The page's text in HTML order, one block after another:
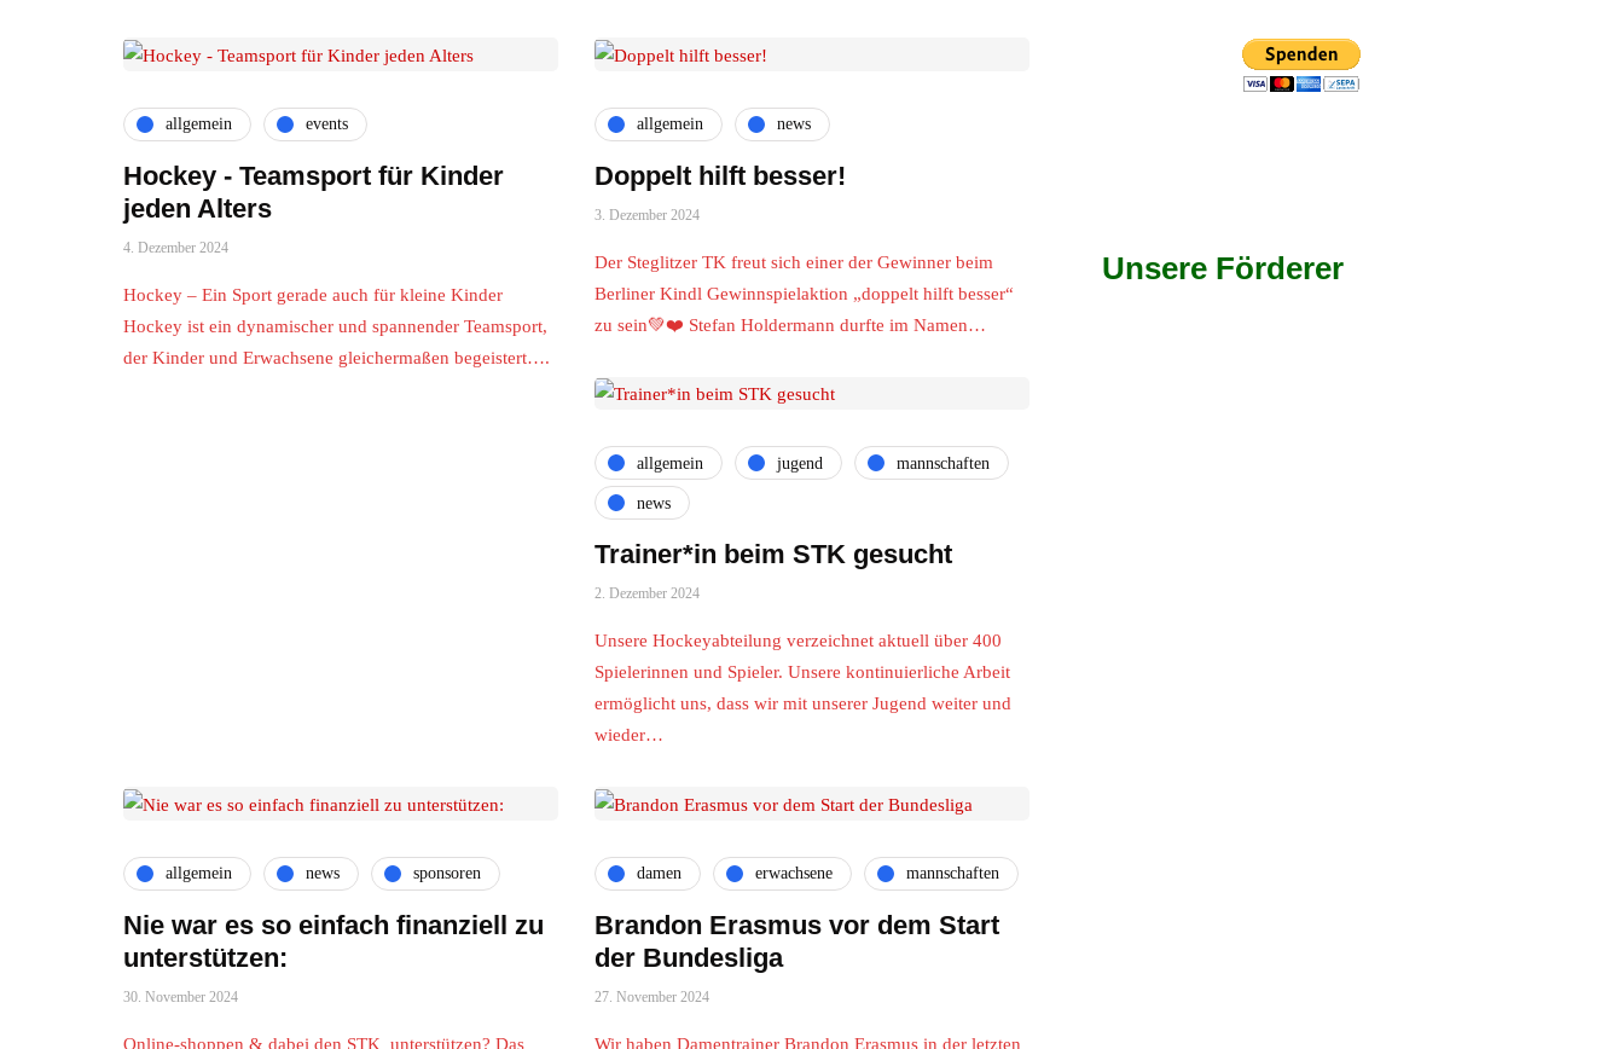
allgemein events
Hockey - Teamsport für Kinder
jeden Alters
4. Dezember 2024
Hockey – Ein Sport gerade auch für kleine Kinder
Hockey ist ein dynamischer und spannender Teamsport,
der Kinder und Erwachsene gleichermaßen begeistert….
allgemein news
Doppelt hilft besser!
3. Dezember 2024
Der Steglitzer TK freut sich einer der Gewinner beim
Berliner Kindl Gewinnspielaktion „doppelt hilft besser“
zu sein💚❤️ Stefan Holdermann durfte im Namen…
allgemein jugend mannschaften
news
Trainer*in beim STK gesucht
2. Dezember 2024
Unsere Hockeyabteilung verzeichnet aktuell über 400
Spielerinnen und Spieler. Unsere kontinuierliche Arbeit
ermöglicht uns, dass wir mit unserer Jugend weiter und
wieder…
allgemein news sponsoren
Nie war es so einfach finanziell zu
unterstützen:
30. November 2024
Online-shoppen & dabei den STK unterstützen? Das
damen erwachsene mannschaften
Brandon Erasmus vor dem Start
der Bundesliga
27. November 2024
Wir haben Damentrainer Brandon Erasmus in der letzten
Unsere Förderer